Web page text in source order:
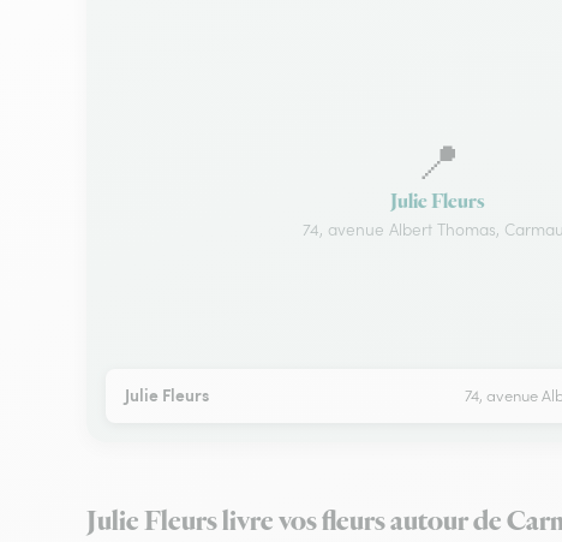
📍
Julie Fleurs
74, avenue Albert Thomas,
Julie Fleurs 74, avenue
Julie Fleurs livre vos fleurs autour de